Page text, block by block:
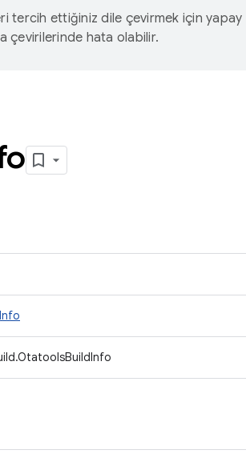
tercih ettiğiniz dile çevirmek için yapay
çevirilerinde hata olabilir.